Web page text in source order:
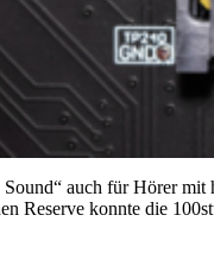
auch für Hörer
Reserve konnte die